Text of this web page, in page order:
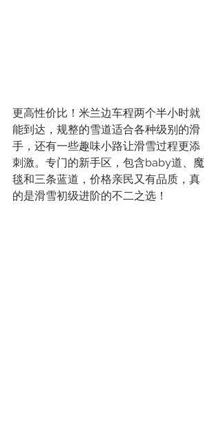
更高性价比！米兰边车程两个半小时就
能到达，规整的雪道适合各种级别的滑
手，还有一些趣味小路让滑雪过程更添
刺激。专门的新手区，包含baby道、魔
毯和三条蓝道，价格亲民又有品质，真
的是滑雪初级进阶的不二之选！